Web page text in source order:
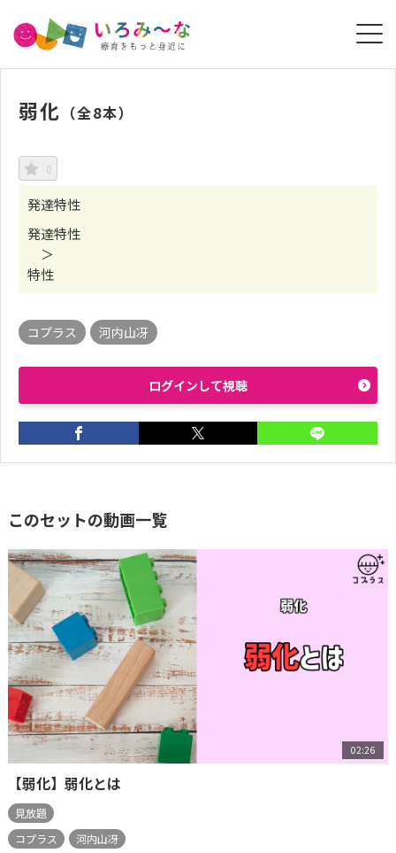
弱化 （全8本）
0
発達特性
発達特性
＞
特性
コプラス 河内山冴
ログインして視聴
このセットの動画一覧
02:26
【弱化】弱化とは
見放題
コプラス
河内山冴